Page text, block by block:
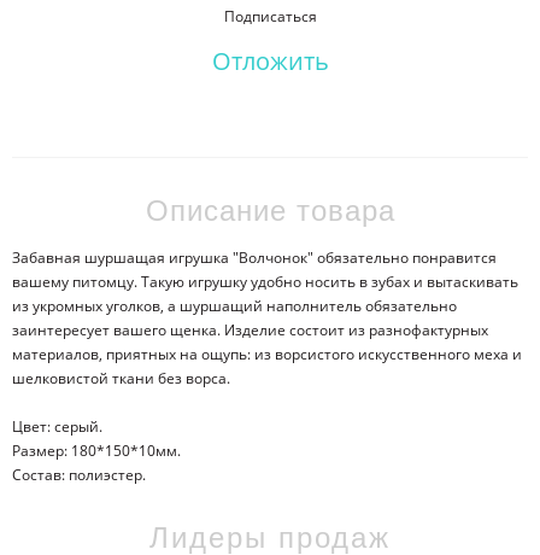
Подписаться
Отложить
Описание товара
Забавная шуршащая игрушка "Волчонок" обязательно понравится
вашему питомцу. Такую игрушку удобно носить в зубах и вытаскивать
из укромных уголков, а шуршащий наполнитель обязательно
заинтересует вашего щенка. Изделие состоит из разнофактурных
материалов, приятных на ощупь: из ворсистого искусственного меха и
шелковистой ткани без ворса.
Цвет: серый.
Размер: 180*150*10мм.
Состав: полиэстер.
Лидеры продаж